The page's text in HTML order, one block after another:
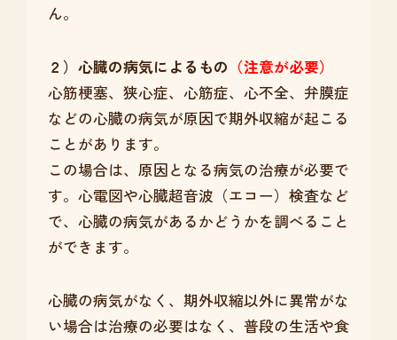
ん。
２）心臓の病気によるもの （注意が必要）
心筋梗塞、狭心症、心筋症、心不全、弁膜症
などの心臓の病気が原因で期外収縮が起こる
ことがあります。
この場合は、原因となる病気の治療が必要で
す。心電図や心臓超音波（エコー）検査など
で、心臓の病気があるかどうかを調べること
ができます。
心臓の病気がなく、期外収縮以外に異常がな
い場合は治療の必要はなく、普段の生活や食